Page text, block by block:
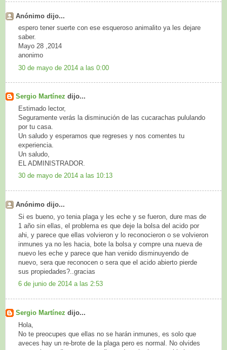
Anónimo dijo...
espero tener suerte con ese esqueroso animalito ya les dejare
saber.
Mayo 28 ,2014
anonimo
30 de mayo de 2014 a las 0:00
Sergio Martínez dijo...
Estimado lector,
Seguramente verás la disminución de las cucarachas pululando
por tu casa.
Un saludo y esperamos que regreses y nos comentes tu
experiencia.
Un saludo,
EL ADMINISTRADOR.
30 de mayo de 2014 a las 10:13
Anónimo dijo...
Si es bueno, yo tenia plaga y les eche y se fueron, dure mas de
1 año sin ellas, el problema es que deje la bolsa del acido por
ahi, y parece que ellas volvieron y lo reconocieron o se volvieron
inmunes ya no les hacia, bote la bolsa y compre una nueva de
nuevo les eche y parece que han venido disminuyendo de
nuevo, sera que reconocen o sera que el acido abierto pierde
sus propiedades?..gracias
6 de junio de 2014 a las 2:53
Sergio Martínez dijo...
Hola,
No te preocupes que ellas no se harán inmunes, es solo que
aveces hay un re-brote de la plaga pero es normal. No olvides